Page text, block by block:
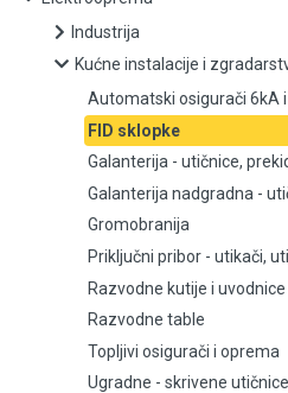
FID sklopke
Galanterija - utičnice,
Galanterija nadgradna -
Gromobranija
Priključni pribor - utikači,
Razvodne kutije i uvodnice
Razvodne table
Industrija
Kućne instalacije i
Automatski osigurači 6kA
FID sklopke
Galanterija - utičnice,
Galanterija nadgradna -
Gromobranija
Priključni pribor - utikači,
Razvodne kutije i uvodnice
Razvodne table
Topljivi osigurači i oprema
Ugradne - skrivene utičnice